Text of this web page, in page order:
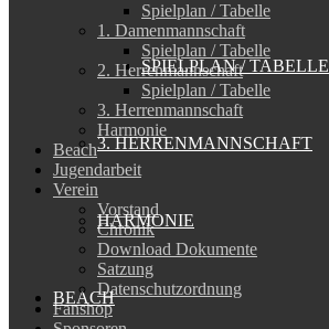
SPIELPLAN / TABELLE
3. HERRENMANNSCHAFT
HARMONIE
BEACH
Spielplan / Tabelle
1. Damenmannschaft
Spielplan / Tabelle
2. Herrenmannschaft
Spielplan / Tabelle
3. Herrenmannschaft
Harmonie
Beach
Jugendarbeit
Verein
Vorstand
Chronik
Download Dokumente
Satzung
Datenschutzordnung
Fanshop